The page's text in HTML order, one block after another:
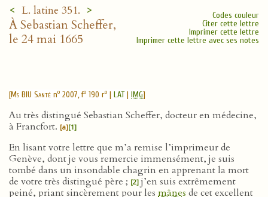
< L. latine 351. >
À Sebastian Scheffer,
le 24 mai 1665
Codes couleur
Citer cette lettre
Imprimer cette lettre
Imprimer cette lettre avec ses notes
[Ms BIU Santé no 2007, fo 190 ro | LAT| IMG]
Au très distingué Sebastian Scheffer, docteur en médecine,
à Francfort. [a][1]
En lisant votre lettre que m’a remise l’imprimeur de
Genève, dont je vous remercie immensément, je suis
tombé dans un insondable chagrin en apprenant la mort
de votre très distingué père ; [2] j’en suis extrêmement
peiné, priant sincèrement pour les mânes de cet excellent